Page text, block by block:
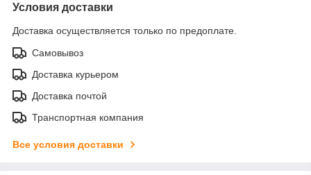
Условия доставки
Доставка осуществляется только по предоплате.
Самовывоз
Доставка курьером
Доставка почтой
Транспортная компания
Все условия доставки